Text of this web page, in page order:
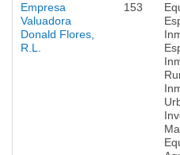
Empresa
Valuadora
Donald Flores,
R.L.
153